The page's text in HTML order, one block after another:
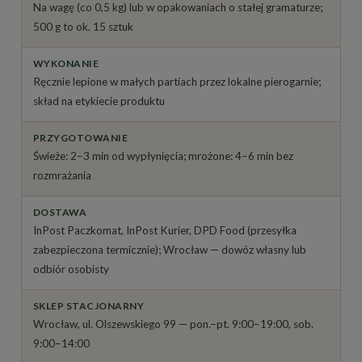
Na wagę (co 0,5 kg) lub w opakowaniach o stałej gramaturze;
500 g to ok. 15 sztuk
WYKONANIE
Ręcznie lepione w małych partiach przez lokalne pierogarnie;
skład na etykiecie produktu
PRZYGOTOWANIE
Świeże: 2–3 min od wypłynięcia; mrożone: 4–6 min bez
rozmrażania
DOSTAWA
InPost Paczkomat, InPost Kurier, DPD Food (przesyłka
zabezpieczona termicznie); Wrocław — dowóz własny lub
odbiór osobisty
SKLEP STACJONARNY
Wrocław, ul. Olszewskiego 99 — pon.–pt. 9:00–19:00, sob.
9:00–14:00